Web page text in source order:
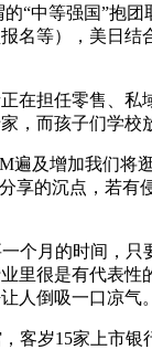
等强国”抱
名等），美日
担任零售、私
，而孩子们学校
及增加我们将
享的沉点，若
月的时间，只
里很是有代表
人倒吸一口凉气
岁15家上市银